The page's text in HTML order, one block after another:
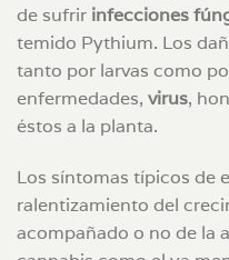
de sufrir infecciones
temido Pythium. Los
tanto por larvas como
enfermedades, virus,
éstos a la planta.
Los síntomas típicos de
ralentizamiento del
acompañado o no de la